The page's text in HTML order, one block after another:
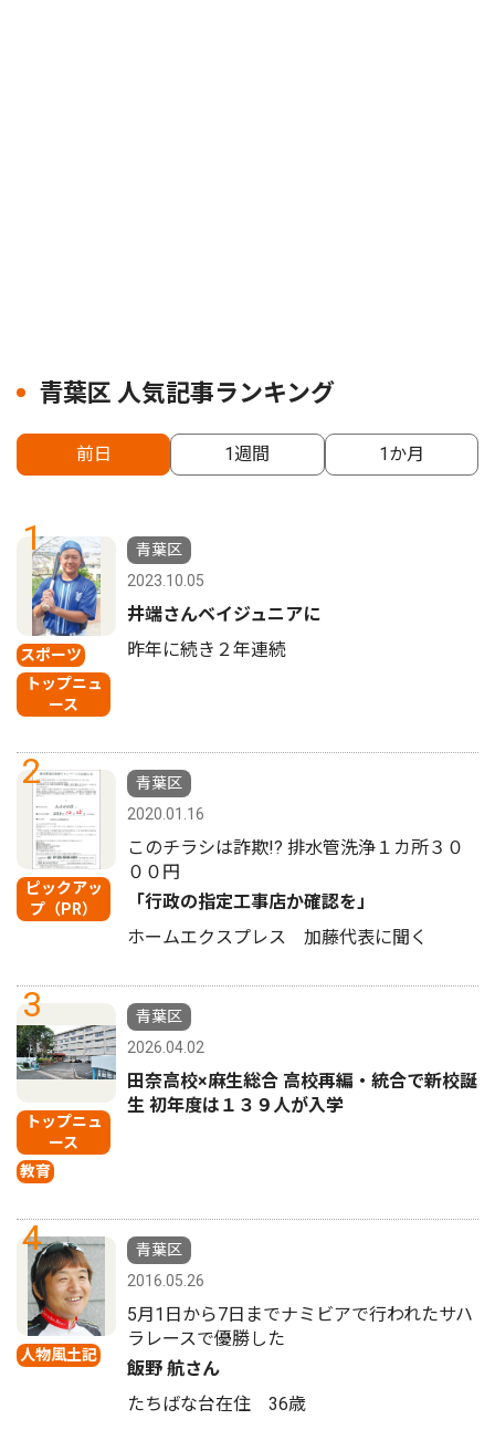
青葉区 人気記事ランキング
前日 1週間 1か月
1
スポーツ
トップニュ
ース
青葉区
2023.10.05
井端さんベイジュニアに
昨年に続き２年連続
2
ピックアッ
プ（PR）
青葉区
2020.01.16
このチラシは詐欺!? 排水管洗浄１カ所３０
００円
「行政の指定工事店か確認を」
ホームエクスプレス 加藤代表に聞く
3
トップニュ
ース
教育
青葉区
2026.04.02
田奈高校×麻生総合 高校再編・統合で新校誕
生 初年度は１３９人が入学
4
人物風土記
青葉区
2016.05.26
5月1日から7日までナミビアで行われたサハ
ラレースで優勝した
飯野 航さん
たちばな台在住 36歳